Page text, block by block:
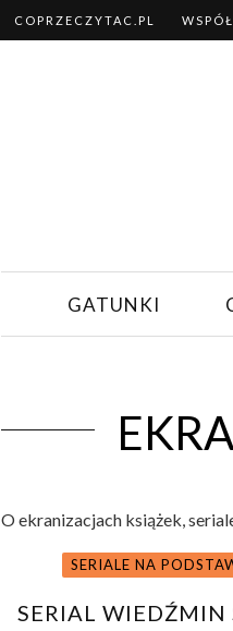
COPRZECZYTAC.PL
GATUNKI
O ekranizacjach książek,
SERIALE NA
SERIAL WIEDŹMIN